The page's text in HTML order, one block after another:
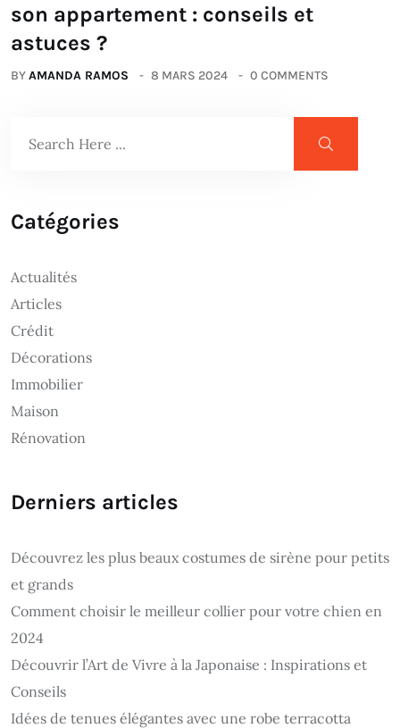
son appartement : conseils et
astuces ?
BYAMANDA RAMOS 8 MARS 2024 0 COMMENTS
Catégories
Actualités
Articles
Crédit
Décorations
Immobilier
Maison
Rénovation
Derniers articles
Découvrez les plus beaux costumes de sirène pour petits
et grands
Comment choisir le meilleur collier pour votre chien en
2024
Découvrir l’Art de Vivre à la Japonaise : Inspirations et
Conseils
Idées de tenues élégantes avec une robe terracotta